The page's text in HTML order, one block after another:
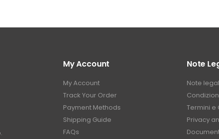
My Account
My Account
Track Your Order
Payment Methods
Shipping Guide
FAQs
Note
Note
Termini e
Privacy